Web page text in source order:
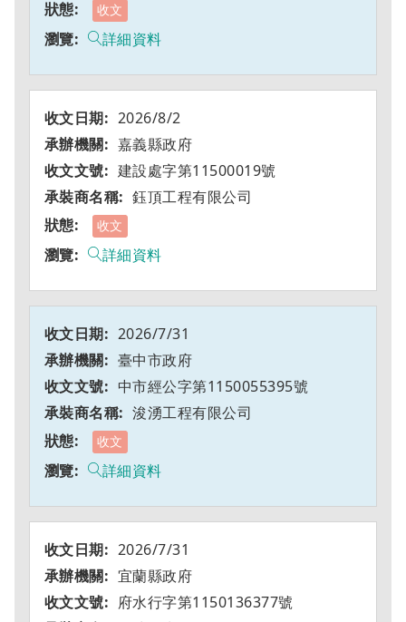
收文
詳細資料
2026/8/2
嘉義縣政府
建設處字第11500019號
鈺頂工程有限公司
收文
詳細資料
2026/7/31
臺中市政府
中市經公字第1150055395號
浚湧工程有限公司
收文
詳細資料
2026/7/31
宜蘭縣政府
府水行字第1150136377號